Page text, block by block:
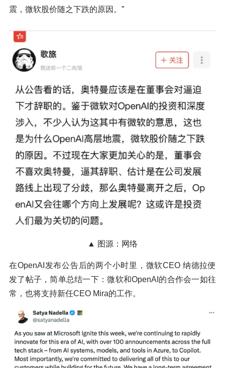
震，微软股价随之下跌的原因。”
▲ 图源：网络
在OpenAI发布公告后的两个小时里，微软CEO 纳德拉便
发了帖子，简单总结一下：微软和OpenAI的合作会一如往
常，也将支持新任CEO Mira的工作。